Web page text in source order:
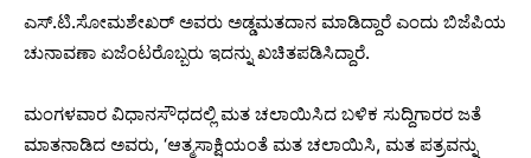
ಎಸ್.ಟಿ.ಸೋಮಶೇಖರ್ ಅವರು ಅಡ್ಡಮತದಾನ ಮಾಡಿದ್ದಾರೆ ಎಂದು ಬಿಜೆಪಿಯ
ಚುನಾವಣಾ ಏಜೆಂಟರೊಬ್ಬರು ಇದನ್ನು ಖಚಿತಪಡಿಸಿದ್ದಾರೆ.
ಮಂಗಳವಾರ ವಿಧಾನಸೌಧದಲ್ಲಿ ಮತ ಚಲಾಯಿಸಿದ ಬಳಿಕ ಸುದ್ದಿಗಾರರ ಜತೆ
ಮಾತನಾಡಿದ ಅವರು, ‘ಆತ್ಮಸಾಕ್ಷಿಯಂತೆ ಮತ ಚಲಾಯಿಸಿ, ಮತ ಪತ್ರವನ್ನು